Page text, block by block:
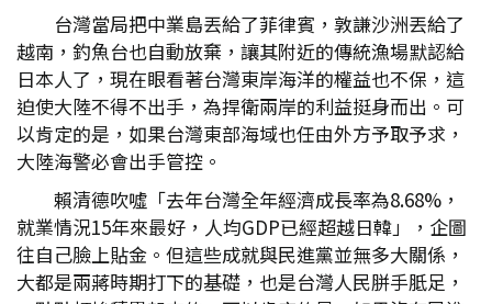
台灣當局把中業島丟給了菲律賓，敦謙沙洲丟給了
越南，釣魚台也自動放棄，讓其附近的傳統漁場默認給
日本人了，現在眼看著台灣東岸海洋的權益也不保，這
迫使大陸不得不出手，為捍衛兩岸的利益挺身而出。可
以肯定的是，如果台灣東部海域也任由外方予取予求，
大陸海警必會出手管控。
賴清德吹噓「去年台灣全年經濟成長率為8.68%，
就業情況15年來最好，人均GDP已經超越日韓」，企圖
往自己臉上貼金。但這些成就與民進黨並無多大關係，
大都是兩蔣時期打下的基礎，也是台灣人民胼手胝足，